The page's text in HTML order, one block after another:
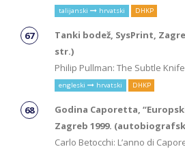
talijanski hrvatski DHKP
Tanki bodež, SysPrint,
str.)
Philip Pullman: The Subtle
engleski hrvatski DHKP
Godina Caporetta,
Zagreb 1999.
Carlo Betocchi: L’anno di